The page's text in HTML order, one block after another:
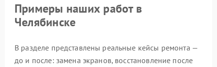
Примеры наших работ в
Челябинске
В разделе представлены реальные кейсы ремонта —
до и после: замена экранов, восстановление после